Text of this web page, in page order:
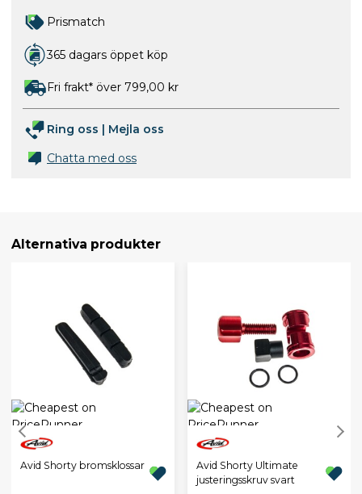
Prismatch
365 dagars öppet köp
Fri frakt* över 799,00 kr
Ring oss | Mejla oss
Chatta med oss
Alternativa produkter
Avid Shorty bromsklossar
Avid Shorty Ultimate
justeringsskruv svart